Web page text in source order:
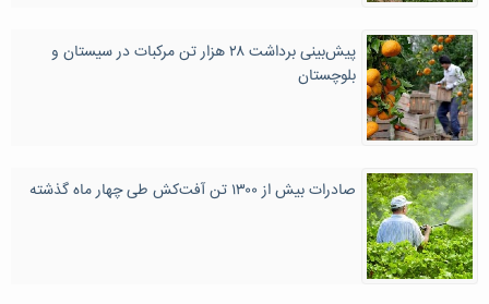
پیش‌بینی برداشت ۲۸ هزار تن مرکبات در سیستان و
بلوچستان
صادرات بیش از ۱۳۰۰ تن آفت‌کش طی چهار ماه گذشته